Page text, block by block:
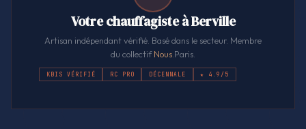
Votre chauffagiste à Berville
Artisan indépendant vérifié. Basé dans le secteur. Membre
du collectifNous .Paris.
KBIS VÉRIFIÉ RC PRO DÉCENNALE ★ 4.9/5